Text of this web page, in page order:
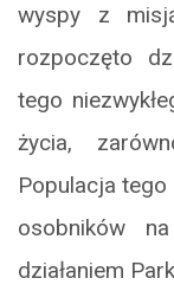
wyspy z
rozpoczęto
tego
życia,
Populacja
osobników
działaniem